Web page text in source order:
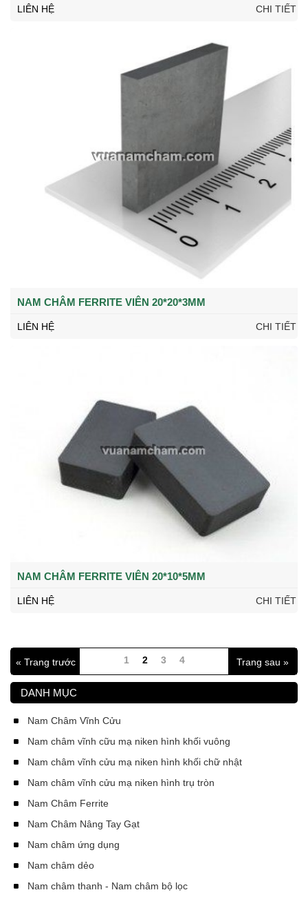
LIÊN HỆ CHI TIẾT
NAM CHÂM FERRITE VIÊN 20*20*3MM
LIÊN HỆ CHI TIẾT
NAM CHÂM FERRITE VIÊN 20*10*5MM
LIÊN HỆ CHI TIẾT
« Trang trước 1 2 3 4 Trang sau »
DANH MỤC
Nam Châm Vĩnh Cửu
Nam châm vĩnh cữu mạ niken hình khối vuông
Nam châm vĩnh cửu mạ niken hình khối chữ nhật
Nam châm vĩnh cửu mạ niken hình trụ tròn
Nam Châm Ferrite
Nam Châm Nâng Tay Gạt
Nam châm ứng dụng
Nam châm dẻo
Nam châm thanh - Nam châm bộ lọc